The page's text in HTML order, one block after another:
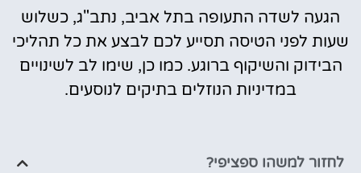
הגעה לשדה התעופה בתל אביב, נתב"ג, כשלוש
שעות לפני הטיסה תסייע לכם לבצע את כל תהליכי
הבידוק והשיקוף ברוגע. כמו כן, שימו לב לשינויים
במדיניות הנוזלים בתיקים לנוסעים.
לחזור למשהו ספציפי?